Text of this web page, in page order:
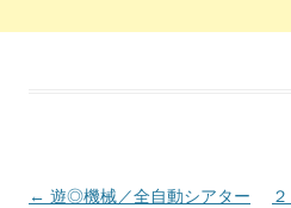
投稿ナビゲーション
← 遊◎機械／全自動シアター